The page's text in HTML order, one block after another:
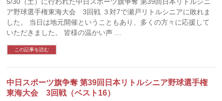
ア野球選手権東海大会 3回戦 ３対7で瀬戸リトルシニアに敗れま
した。 当日は地元開催ということもあり、多くの方々に応援して
いただきました。 皆様の温かい声 …
この記事を読む
中日スポーツ旗争奪 第39回日本リトルシニア野球選手権
東海大会 3回戦（ベスト16）